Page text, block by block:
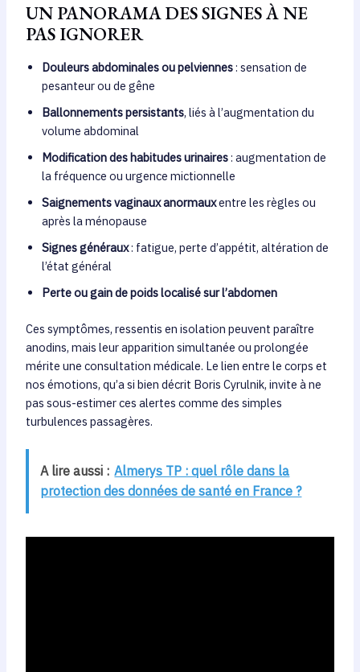
UN PANORAMA DES SIGNES À NE
PAS IGNORER
Douleurs abdominales ou pelviennes: sensation de
pesanteur ou de gêne
Ballonnements persistants, liés à l’augmentation du
volume abdominal
Modification des habitudes urinaires: augmentation de
la fréquence ou urgence mictionnelle
Saignements vaginaux anormauxentre les règles ou
après la ménopause
Signes généraux: fatigue, perte d’appétit, altération de
l’état général
Perte ou gain de poids localisé sur l’abdomen
Ces symptômes, ressentis en isolation peuvent paraître
anodins, mais leur apparition simultanée ou prolongée
mérite une consultation médicale. Le lien entre le corps et
nos émotions, qu’a si bien décrit Boris Cyrulnik, invite à ne
pas sous-estimer ces alertes comme des simples
turbulences passagères.
A lire aussi : Almerys TP : quel rôle dans la
protection des données de santé en France ?